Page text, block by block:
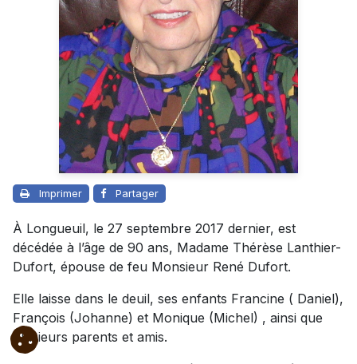
Imprimer Partager
À Longueuil, le 27 septembre 2017 dernier, est
décédée à l’âge de 90 ans, Madame Thérèse Lanthier-
Dufort, épouse de feu Monsieur René Dufort.
Elle laisse dans le deuil, ses enfants Francine ( Daniel),
François (Johanne) et Monique (Michel) , ainsi que
plusieurs parents et amis.